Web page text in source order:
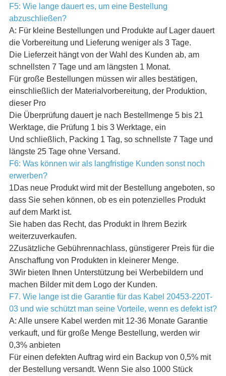
F5: Wie lange dauert es, um eine Bestellung
abzuschließen?
A: Für kleine Bestellungen und Produkte auf Lager dauert
die Vorbereitung und Lieferung weniger als 3 Tage.
Die Lieferzeit hängt von der Wahl des Kunden ab, am
schnellsten 7 Tage und am längsten 1 Monat.
Für große Bestellungen müssen wir alles bestätigen,
einschließlich der Materialvorbereitung, der Produktion,
dieser Pro
Die Überprüfung dauert je nach Bestellmenge 5 bis 21
Werktage, die Prüfung 1 bis 3 Werktage, ein
Und schließlich, Packing 1 Tag, so schnellste 7 Tage und
längste 25 Tage ohne Versand.
F6: Was können wir als langfristige Kunden sonst noch
erwerben?
1Das neue Produkt wird mit der Bestellung angeboten, so
dass Sie sehen können, ob es ein potenzielles Produkt
auf dem Markt ist.
Sie haben das Recht, das Produkt in Ihrem Bezirk
weiterzuverkaufen.
2Zusätzliche Gebührennachlass, günstigerer Preis für die
Anschaffung von Produkten in kleinerer Menge.
3Wir bieten Ihnen Unterstützung bei Werbebildern und
machen Bilder mit dem Logo der Kunden.
F7. Wie lange ist die Garantie für das Kabel 20453-220T-
03 und wie schützt man seine Vorteile, wenn es defekt ist?
A: Alle unsere Kabel werden mit 12-36 Monate Garantie
verkauft, und für große Menge Bestellung, werden wir
0,3% anbieten
Für einen defekten Auftrag wird ein Backup von 0,5% mit
der Bestellung versandt. Wenn Sie also 1000 Stück